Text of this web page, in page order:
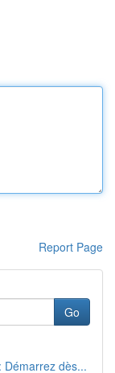
Report Page
Go
dès...